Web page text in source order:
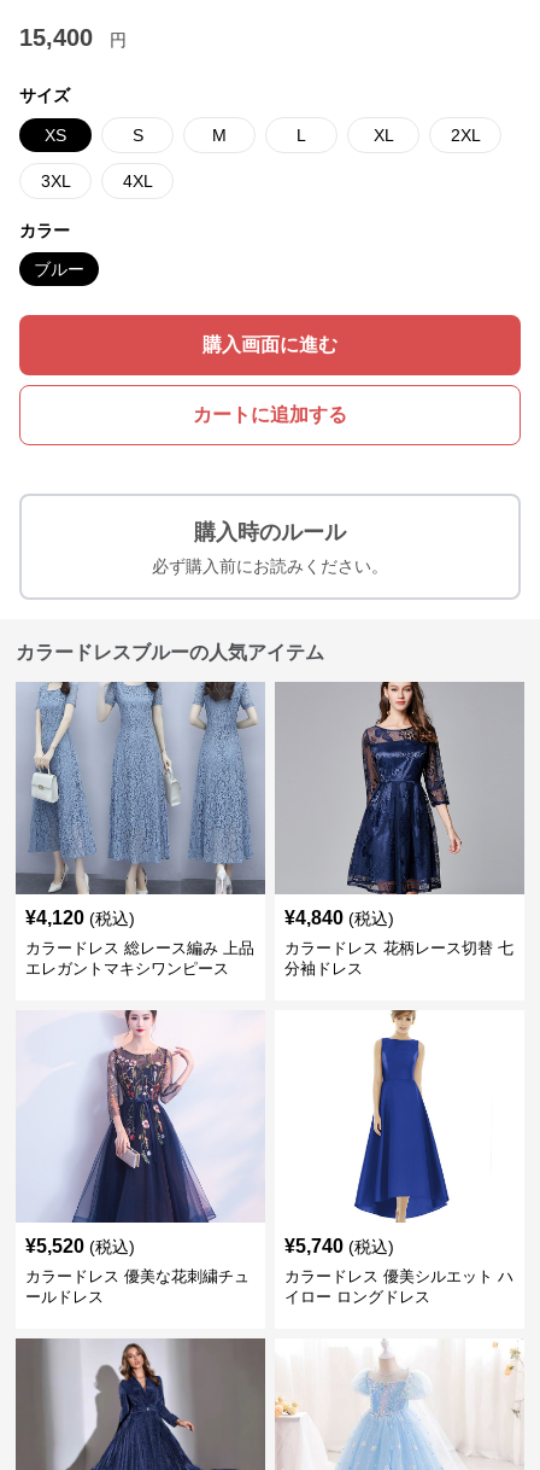
3XL 4XL
ブルー
購入画面に進む
カートに追加する
必ず購入前にお読みください。
¥4,120 (税込)
カラードレス 総レース編み 上品
エレガントマキシワンピース
¥4,840 (税込)
カラードレス 花柄レース切替 七
分袖ドレス
¥5,520 (税込)
カラードレス 優美な花刺繍チュ
ールドレス
(税込)
カラードレス 優美シルエット ハ
イロー ロングドレス